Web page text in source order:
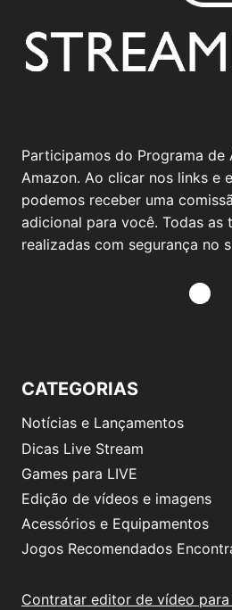
Participamos do Programa de
Amazon. Ao clicar nos links e
podemos receber uma
adicional para você. Todas as
realizadas com segurança no
CATEGORIAS
Notícias e Lançamentos
Dicas Live Stream
Games para LIVE
Edição de vídeos e imagens
Acessórios e Equipamentos
Jogos Recomendados
Contratar editor de vídeo para